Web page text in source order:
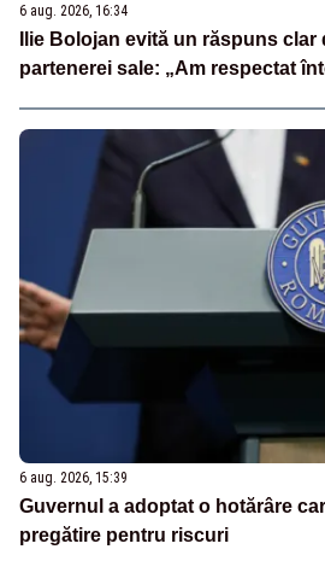
6 aug. 2026, 16:34
Ilie Bolojan evită un răspuns clar
partenerei sale: „Am respectat
6 aug. 2026, 15:39
Guvernul a adoptat o hotărâre
pregătire pentru riscuri